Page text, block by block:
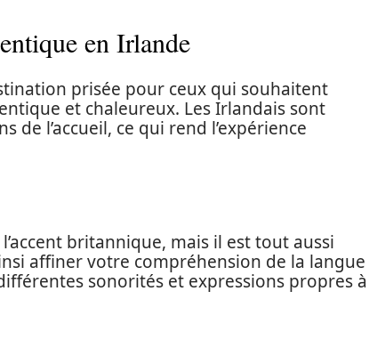
en Irlande
prisée pour ceux qui souhaitent
et chaleureux. Les Irlandais sont
de l’accueil, ce qui rend l’expérience
britannique, mais il est tout aussi
affiner votre compréhension de la langue
sonorités et expressions propres à